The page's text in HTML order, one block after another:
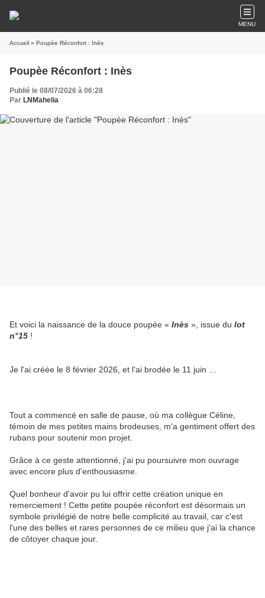
MENU
Accueil » Poupèe Réconfort : Inès
Poupèe Réconfort : Inès
Publié le 08/07/2026 à 06:28
Par LNMahelia
Et voici la naissance de la douce poupée « Inès », issue du lot
n°15 !
Je l'ai créée le 8 février 2026, et l'ai brodée le 11 juin …
Tout a commencé en salle de pause, où ma collègue Céline,
témoin de mes petites mains brodeuses, m'a gentiment offert des
rubans pour soutenir mon projet.
Grâce à ce geste attentionné, j'ai pu poursuivre mon ouvrage
avec encore plus d'enthousiasme.
Quel bonheur d'avoir pu lui offrir cette création unique en
remerciement ! Cette petite poupée réconfort est désormais un
symbole privilégié de notre belle complicité au travail, car c'est
l'une des belles et rares personnes de ce milieu que j'ai la chance
de côtoyer chaque jour.